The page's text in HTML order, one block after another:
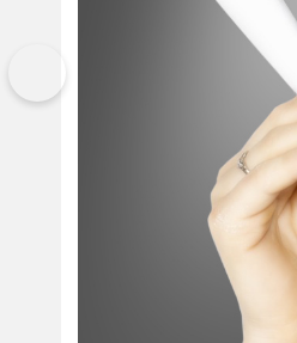
Vorherige